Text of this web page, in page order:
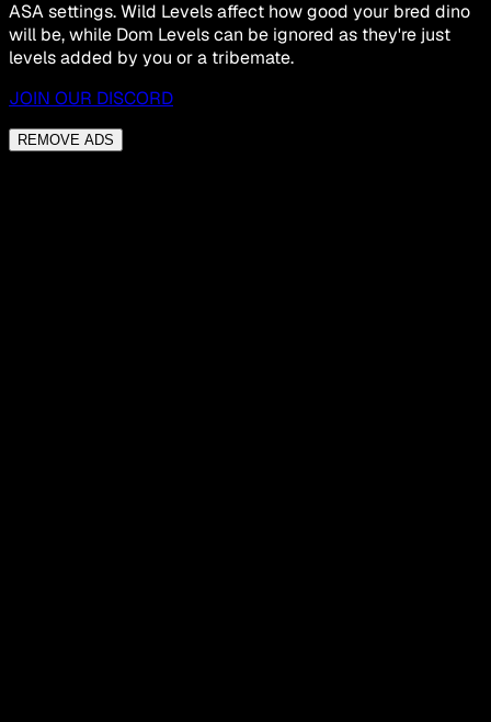
ASA settings. Wild Levels affect how good your bred dino
will be, while Dom Levels can be ignored as they're just
levels added by you or a tribemate.
JOIN OUR DISCORD
REMOVE ADS